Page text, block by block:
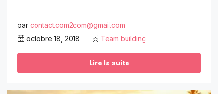
par contact.com2com@gmail.com
octobre 18, 2018
Team building
Lire la suite